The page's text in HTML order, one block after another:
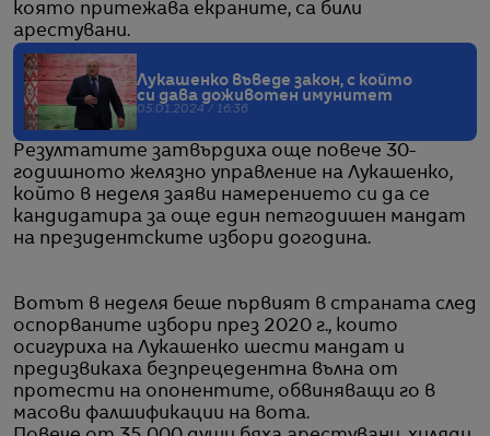
която притежава екраните, са били
арестувани.
Лукашенко въведе закон, с който
си дава доживотен имунитет
05.01.2024 / 16:36
Резултатите затвърдиха още повече 30-
годишното желязно управление на Лукашенко,
който в неделя заяви намерението си да се
кандидатира за още един петгодишен мандат
на президентските избори догодина.
Вотът в неделя беше първият в страната след
оспорваните избори през 2020 г., които
осигуриха на Лукашенко шести мандат и
предизвикаха безпрецедентна вълна от
протести на опонентите, обвиняващи го в
масови фалшификации на вота.